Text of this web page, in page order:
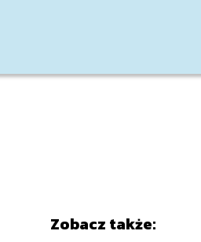
Zobacz także: